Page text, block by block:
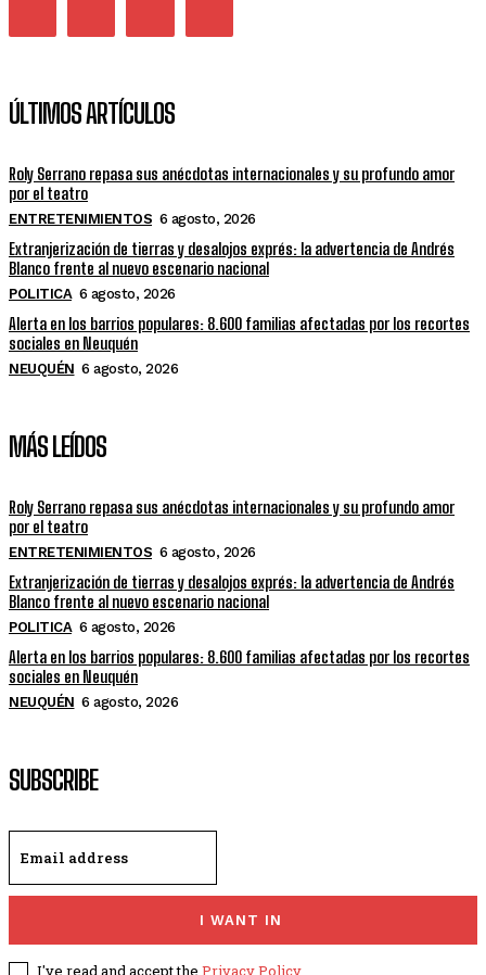
ÚLTIMOS ARTÍCULOS
Roly Serrano repasa sus anécdotas internacionales y su profundo amor
por el teatro
ENTRETENIMIENTOS 6 agosto, 2026
Extranjerización de tierras y desalojos exprés: la advertencia de Andrés
Blanco frente al nuevo escenario nacional
POLITICA 6 agosto, 2026
Alerta en los barrios populares: 8.600 familias afectadas por los recortes
sociales en Neuquén
NEUQUÉN 6 agosto, 2026
MÁS LEÍDOS
Roly Serrano repasa sus anécdotas internacionales y su profundo amor
por el teatro
ENTRETENIMIENTOS 6 agosto, 2026
Extranjerización de tierras y desalojos exprés: la advertencia de Andrés
Blanco frente al nuevo escenario nacional
POLITICA 6 agosto, 2026
Alerta en los barrios populares: 8.600 familias afectadas por los recortes
sociales en Neuquén
NEUQUÉN 6 agosto, 2026
SUBSCRIBE
I WANT IN
I've read and accept the Privacy Policy.